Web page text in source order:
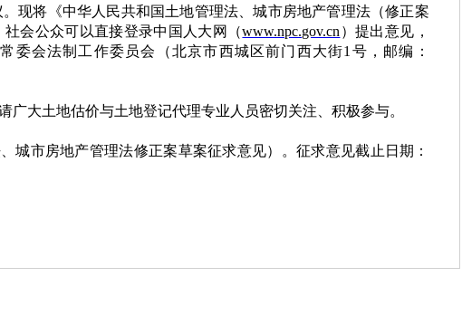
财政部新疆监管局
国务院办公厅关于
中共中央 国务院
《中共中央 国务
国家发展改革委等
关于公开遴选《建
。现将《中华人民共和国土地管理法、城市房地产管理法（修正案
会公众可以直接登录中国人大网（www.npc.gov.cn ）提出意见，
委会法制工作委员会（北京市西城区前门西大街1 号，邮编：
广大土地估价与土地登记代理专业人员密切关注、积极参与。
城市房地产管理法修正案草案征求意见）。征求意见截止日期：